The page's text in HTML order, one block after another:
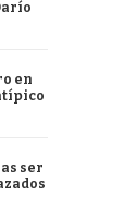
en
ser